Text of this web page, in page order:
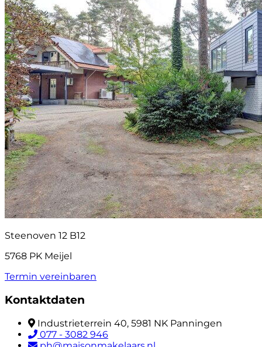
Steenoven 12 B12
5768 PK Meijel
Termin vereinbaren
Kontaktdaten
Industrieterrein 40, 5981 NK Panningen
077 - 3082 946